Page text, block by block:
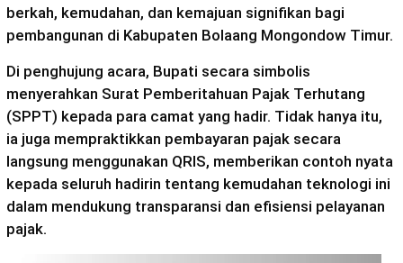
berkah, kemudahan, dan kemajuan signifikan bagi
pembangunan di Kabupaten Bolaang Mongondow Timur.
Di penghujung acara, Bupati secara simbolis
menyerahkan Surat Pemberitahuan Pajak Terhutang
(SPPT) kepada para camat yang hadir. Tidak hanya itu,
ia juga mempraktikkan pembayaran pajak secara
langsung menggunakan QRIS, memberikan contoh nyata
kepada seluruh hadirin tentang kemudahan teknologi ini
dalam mendukung transparansi dan efisiensi pelayanan
pajak.